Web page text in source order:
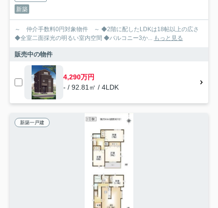
新築
～ 仲介手数料0円対象物件 ～ ◆2階に配したLDKは18帖以上の広さ
◆全室二面採光の明るい室内空間 ◆バルコニー3か... もっと見る
販売中の物件
4,290万円
- / 92.81㎡ / 4LDK
新築一戸建